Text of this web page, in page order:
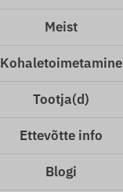
Meist
Kohaletoimetamine
Tootja(d)
Ettevõtte info
Blogi